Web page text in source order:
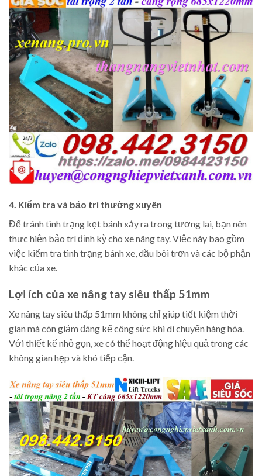
4. Kiểm tra và bảo trì thường xuyên
Để tránh tình trạng kẹt bánh xảy ra trong tương lai, bạn nên
thực hiện bảo trì định kỳ cho xe nâng tay. Việc này bao gồm
việc kiểm tra tình trạng bánh xe, dầu bôi trơn và các bộ phận
khác của xe.
Lợi ích của xe nâng tay siêu thấp 51mm
Xe nâng tay siêu thấp 51mm không chỉ giúp tiết kiệm thời
gian mà còn giảm đáng kể công sức khi di chuyển hàng hóa.
Với thiết kế nhỏ gọn, xe có thể hoạt động hiệu quả trong các
không gian hẹp và khó tiếp cận.